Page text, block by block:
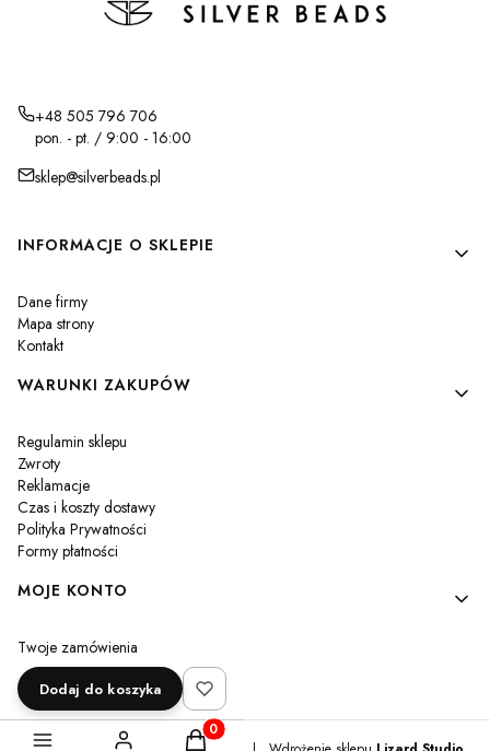
+48 505 796 706
pon. - pt. / 9:00 - 16:00
sklep@silverbeads.pl
Linki w stopce
INFORMACJE O SKLEPIE
Dane firmy
Mapa strony
Kontakt
WARUNKI ZAKUPÓW
Regulamin sklepu
Zwroty
Reklamacje
Czas i koszty dostawy
Polityka Prywatności
Formy płatności
MOJE KONTO
Twoje zamówienia
Ustawienia konta
Przechowalnia
Dodaj do koszyka
Produkty w koszyku: 0. Zobacz szczegóły